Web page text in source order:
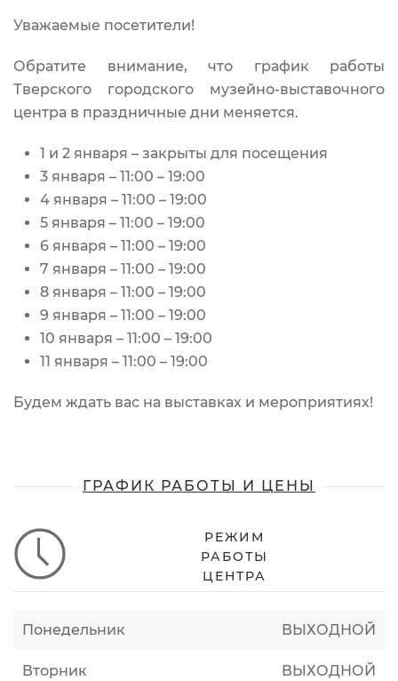
Уважаемые посетители!
Обратите внимание, что график работы
Тверского городского музейно-выставочного
центра в праздничные дни меняется.
1 и 2 января – закрыты для посещения
3 января – 11:00 – 19:00
4 января – 11:00 – 19:00
5 января – 11:00 – 19:00
6 января – 11:00 – 19:00
7 января – 11:00 – 19:00
8 января – 11:00 – 19:00
9 января – 11:00 – 19:00
10 января – 11:00 – 19:00
11 января – 11:00 – 19:00
Будем ждать вас на выставках и мероприятиях!
ГРАФИК РАБОТЫ И ЦЕНЫ
РЕЖИМ
РАБОТЫ
ЦЕНТРА
Понедельник ВЫХОДНОЙ
Вторник ВЫХОДНОЙ